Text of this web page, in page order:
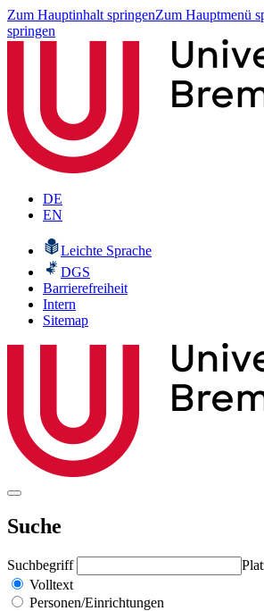
Zum Hauptinhalt springenZum Hauptmenü
springen
DE
EN
Leichte Sprache
DGS
Barrierefreiheit
Intern
Sitemap
Suche
Suchbegriff
Volltext
Personen/Einrichtungen